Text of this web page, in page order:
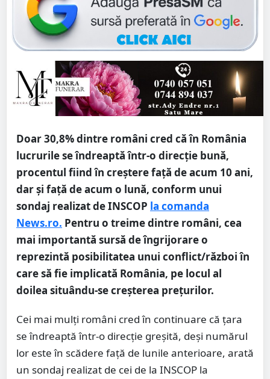
Doar 30,8% dintre români cred că în România
lucrurile se îndreaptă într-o direcţie bună,
procentul fiind în creştere faţă de acum 10 ani,
dar şi faţă de acum o lună, conform unui
sondaj realizat de INSCOP la comanda
News.ro. Pentru o treime dintre români, cea
mai importantă sursă de îngrijorare o
reprezintă posibilitatea unui conflict/război în
care să fie implicată România, pe locul al
doilea situându-se creşterea preţurilor.
Cei mai mulți români cred în continuare că țara
se îndreaptă într-o direcție greșită, deși numărul
lor este în scădere față de lunile anterioare, arată
un sondaj realizat de cei de la INSCOP la